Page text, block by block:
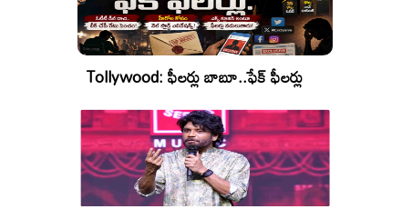
Tollywood: ఫీలర్లు బాబూ..ఫేక్ ఫీలర్లు